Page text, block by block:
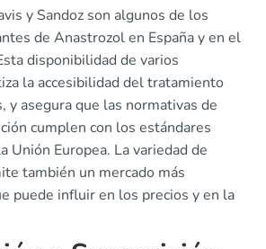
y Sandoz son algunos de los
de Anastrozol en España y en el
disponibilidad de varios
la accesibilidad del tratamiento
y asegura que las normativas de
cumplen con los estándares
Unión Europea. La variedad de
también un mercado más
puede influir en los precios y en la